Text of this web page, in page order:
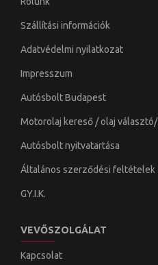
Szállítási információk
Adatvédelmi nyilatkozat
Impresszum
Autósbolt Budapest
Motorolaj kereső / olaj választó/
Autósbolt nyitvatartása
Általános szerződési feltételek
GY.I.K.
VEVŐSZOLGÁLAT
Kapcsolat